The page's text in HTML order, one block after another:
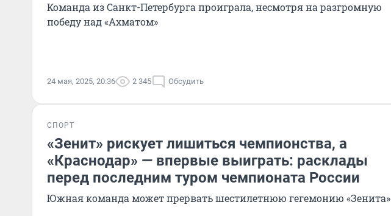
Команда из Санкт-Петербурга проиграла, несмотря на разгромную
победу над «Ахматом»
24 мая, 2025, 20:36 2 345 Обсудить
СПОРТ
«Зенит» рискует лишиться чемпионства, а
«Краснодар» — впервые выиграть: расклады
перед последним туром чемпионата России
Южная команда может прервать шестилетнюю гегемонию «Зенита»